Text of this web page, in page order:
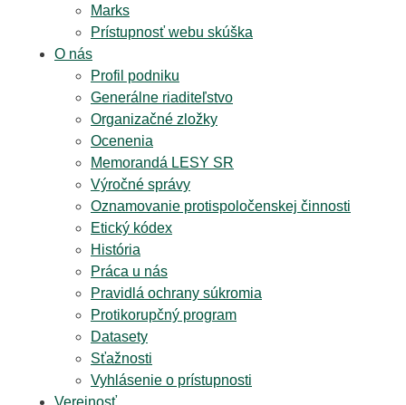
Marks
Prístupnosť webu skúška
O nás
Profil podniku
Generálne riaditeľstvo
Organizačné zložky
Ocenenia
Memorandá LESY SR
Výročné správy
Oznamovanie protispoločenskej činnosti
Etický kódex
História
Práca u nás
Pravidlá ochrany súkromia
Protikorupčný program
Datasety
Sťažnosti
Vyhlásenie o prístupnosti
Verejnosť